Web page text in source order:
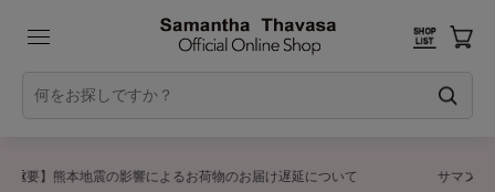
いて サマンサタバサグループカスタマーセンター夏季休業のお知ら